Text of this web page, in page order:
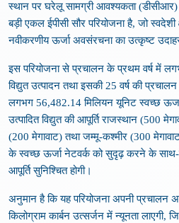
स्थान पर घरेलू सामग्री आवश्यकता(डीसीआर
बड़ी एकल ईपीसी सौर परियोजना है,जो स्वदेशी
नवीकरणीय ऊर्जा अवसंरचना का उत्कृष्ट
इस परियोजना से प्रचालन के प्रथम वर्ष में
विद्युत उत्पादन तथा इसकी 25वर्ष की
लगभग 56,482.14मिलियन यूनिट स्वच्छ
उत्पादित विद्युत की आपूर्ति राजस्थान (500
(200मेगावाट)तथा जम्मू-कश्मीर (300
के स्वच्छ ऊर्जा नेटवर्क को सुदृढ़ करने के साथ-
आपूर्ति सुनिश्चित होगी।
अनुमान है कि यह परियोजना अपनी प्रचालन
किलोग्राम कार्बन उत्सर्जन में न्यूनता लाएगी,